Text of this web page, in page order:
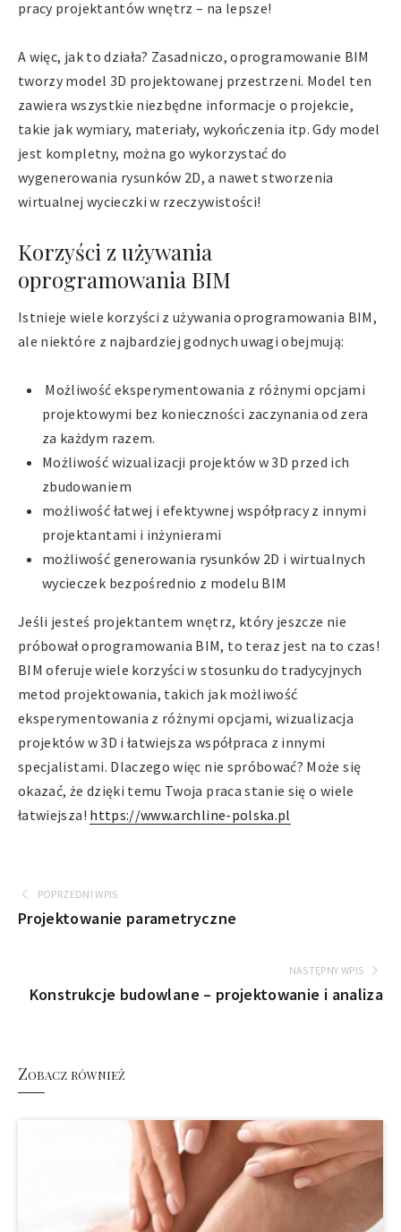
pracy projektantów wnętrz – na lepsze!
A więc, jak to działa? Zasadniczo, oprogramowanie BIM
tworzy model 3D projektowanej przestrzeni. Model ten
zawiera wszystkie niezbędne informacje o projekcie,
takie jak wymiary, materiały, wykończenia itp. Gdy model
jest kompletny, można go wykorzystać do
wygenerowania rysunków 2D, a nawet stworzenia
wirtualnej wycieczki w rzeczywistości!
Korzyści z używania
oprogramowania BIM
Istnieje wiele korzyści z używania oprogramowania BIM,
ale niektóre z najbardziej godnych uwagi obejmują:
Możliwość eksperymentowania z różnymi opcjami
projektowymi bez konieczności zaczynania od zera
za każdym razem.
Możliwość wizualizacji projektów w 3D przed ich
zbudowaniem
możliwość łatwej i efektywnej współpracy z innymi
projektantami i inżynierami
możliwość generowania rysunków 2D i wirtualnych
wycieczek bezpośrednio z modelu BIM
Jeśli jesteś projektantem wnętrz, który jeszcze nie
próbował oprogramowania BIM, to teraz jest na to czas!
BIM oferuje wiele korzyści w stosunku do tradycyjnych
metod projektowania, takich jak możliwość
eksperymentowania z różnymi opcjami, wizualizacja
projektów w 3D i łatwiejsza współpraca z innymi
specjalistami. Dlaczego więc nie spróbować? Może się
okazać, że dzięki temu Twoja praca stanie się o wiele
łatwiejsza! https://www.archline-polska.pl
POPRZEDNI WPIS
Projektowanie parametryczne
NASTĘPNY WPIS
Konstrukcje budowlane – projektowanie i analiza
Zobacz również